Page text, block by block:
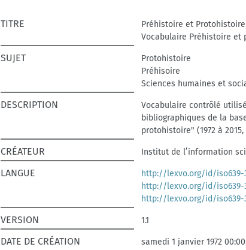
TITRE
Préhistoire et Protohistoire
Vocabulaire Préhistoire et
SUJET
Protohistoire
Préhisoire
Sciences humaines et
DESCRIPTION
Vocabulaire contrôlé
bibliographiques de la
protohistoire" (1972 à 2015,
CRÉATEUR Institut de l’information
LANGUE
http://lexvo.org/id/iso639-
http://lexvo.org/id/
http://lexvo.org/id/iso639-
VERSION 1.1
DATE DE CRÉATION samedi 1 janvier 1972